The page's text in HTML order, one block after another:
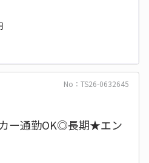
No：TS26-0632645
カー通勤OK◎長期★エン